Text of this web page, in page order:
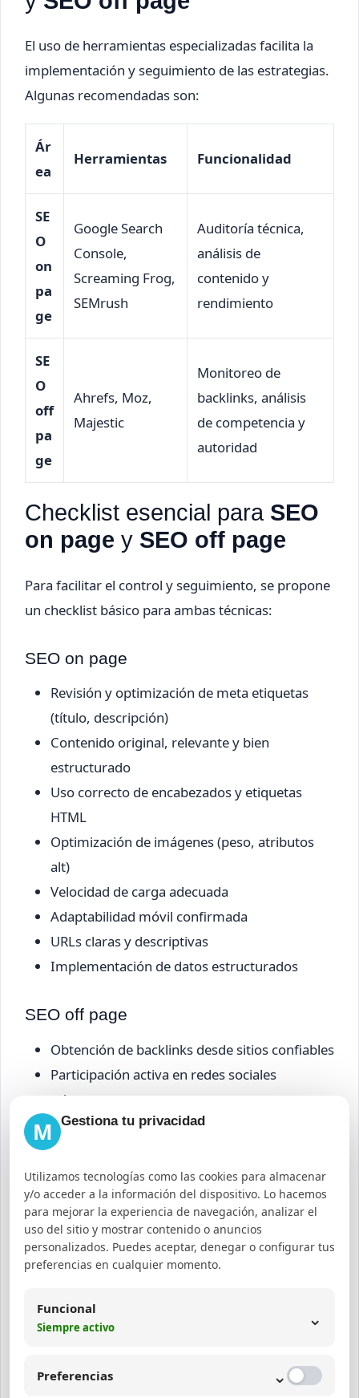
El uso de herramientas especializadas facilita la
implementación y seguimiento de las estrategias.
Algunas recomendadas son:
Ár
ea
Herramientas Funcionalidad
SE
O
on
pa
ge
Google Search
Console,
Screaming Frog,
SEMrush
Auditoría técnica,
análisis de
contenido y
rendimiento
SE
O
off
pa
ge
Ahrefs, Moz,
Majestic
Monitoreo de
backlinks, análisis
de competencia y
autoridad
Checklist esencial para SEO
on page y SEO off page
Para facilitar el control y seguimiento, se propone
un checklist básico para ambas técnicas:
SEO on page
Revisión y optimización de meta etiquetas
(título, descripción)
Contenido original, relevante y bien
estructurado
Uso correcto de encabezados y etiquetas
HTML
Optimización de imágenes (peso, atributos
alt)
Velocidad de carga adecuada
Adaptabilidad móvil confirmada
URLs claras y descriptivas
Implementación de datos estructurados
SEO off page
Obtención de backlinks desde sitios confiables
Participación activa en redes sociales
relevantes
Creación de contenido para medios externos
Monitorización de menciones de marca
Gestión de reputación online
Errores comunes y
recomendaciones para evitar
canibalización
Un error frecuente es la canibalización de palabras
clave al no diferenciar bien los contenidos o
M Gestiona tu privacidad
Utilizamos tecnologías como las cookies para almacenar
y/o acceder a la información del dispositivo. Lo hacemos
para mejorar la experiencia de navegación, analizar el
uso del sitio y mostrar contenido o anuncios
personalizados. Puedes aceptar, denegar o configurar tus
preferencias en cualquier momento.
Funcional
Siempre activo ⌄
Preferencias ⌄